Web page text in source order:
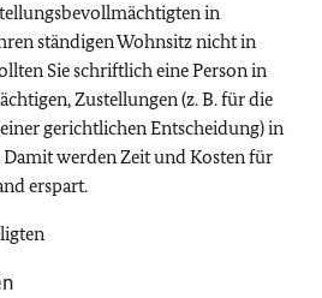
in
ständigen Wohnsitz nicht in
Sie schriftlich eine Person in
Zustellungen (z. B. für die
gerichtlichen Entscheidung) in
werden Zeit und Kosten für
erspart.